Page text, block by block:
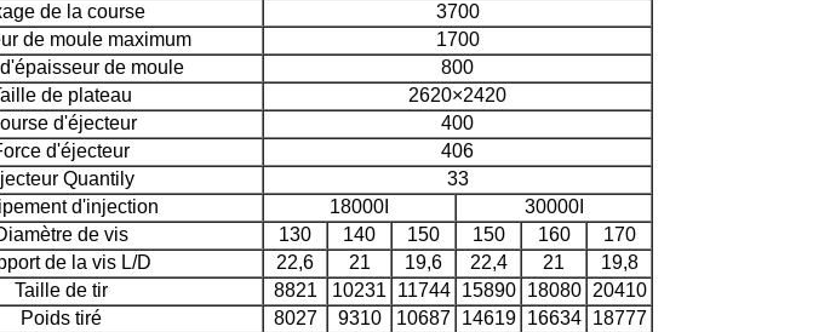
de la course
3700
de moule maximum
1700
de moule
800
de plateau
2620×2420
d'éjecteur
400
d'éjecteur
406
Quantily 33
d'injection 18000I
30000I
de vis 130 140 150 150 160
170
de la vis L/D 22,6 21 19,6 22,4 21
19,8
Taille de tir 8821 10231 11744 15890 18080
20410
Poids tiré 8027 9310 10687 14619 16634
18777